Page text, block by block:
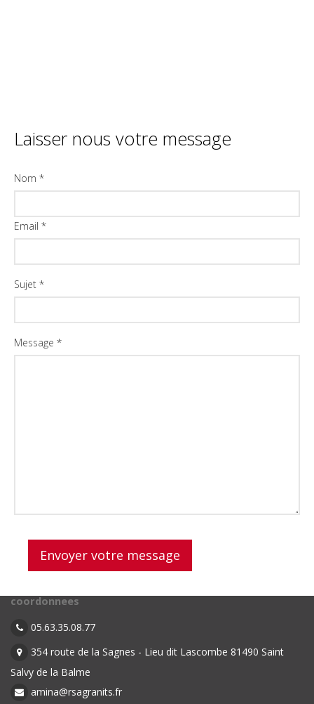
Laisser nous votre message
Nom *
Email *
Sujet *
Message *
coordonnees
05.63.35.08.77
354 route de la Sagnes - Lieu dit Lascombe 81490 Saint
Salvy de la Balme
amina@rsagranits.fr